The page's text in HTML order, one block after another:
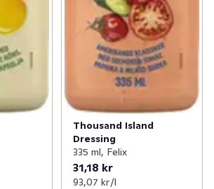
Thousand Island
Dressing
335 ml, Felix
31,18 kr
93,07 kr /l